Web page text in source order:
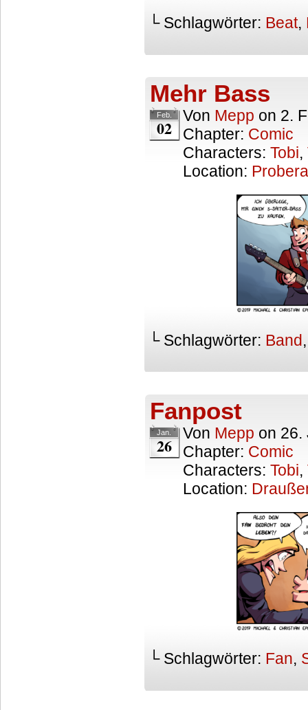
└ Schlagwörter: Beat,
Mehr Bass
Feb.
02
Von Mepp on 2.
Chapter: Comic
Characters: Tobi,
Location:
└ Schlagwörter: Band
Fanpost
Jan.
26
Von Mepp on 26.
Chapter: Comic
Characters: Tobi,
Location:
└ Schlagwörter: Fan,